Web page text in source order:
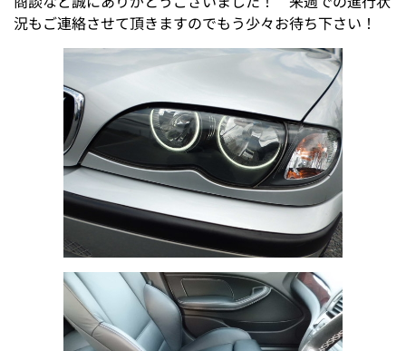
況もご連絡させて頂きますのでもう少々お待ち下さい！